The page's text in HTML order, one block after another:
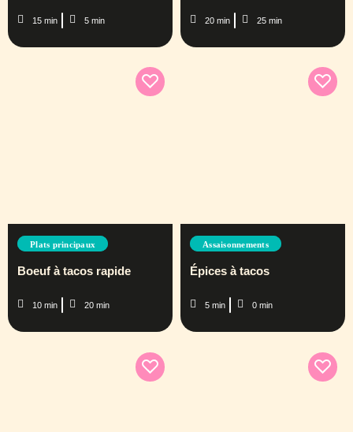
15 min 5 min 20 min 25 min
Plats principaux
Boeuf à tacos rapide
10 min 20 min
Assaisonnements
Épices à tacos
5 min 0 min